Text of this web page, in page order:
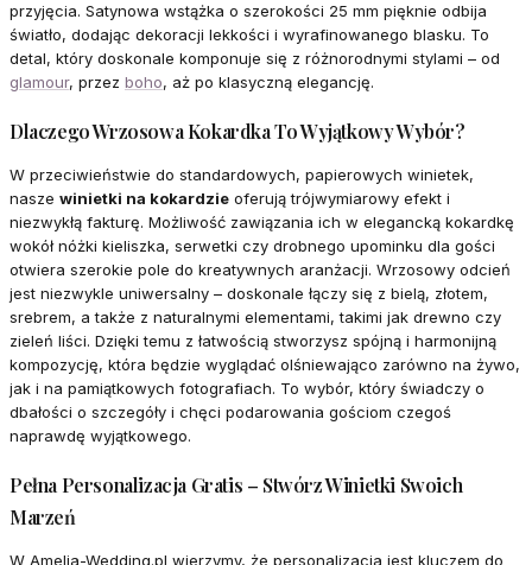
przyjęcia. Satynowa wstążka o szerokości 25 mm pięknie odbija
światło, dodając dekoracji lekkości i wyrafinowanego blasku. To
detal, który doskonale komponuje się z różnorodnymi stylami – od
glamour, przez boho, aż po klasyczną elegancję.
Dlaczego Wrzosowa Kokardka To Wyjątkowy Wybór?
W przeciwieństwie do standardowych, papierowych winietek,
nasze winietki na kokardzie oferują trójwymiarowy efekt i
niezwykłą fakturę. Możliwość zawiązania ich w elegancką kokardkę
wokół nóżki kieliszka, serwetki czy drobnego upominku dla gości
otwiera szerokie pole do kreatywnych aranżacji. Wrzosowy odcień
jest niezwykle uniwersalny – doskonale łączy się z bielą, złotem,
srebrem, a także z naturalnymi elementami, takimi jak drewno czy
zieleń liści. Dzięki temu z łatwością stworzysz spójną i harmonijną
kompozycję, która będzie wyglądać olśniewająco zarówno na żywo,
jak i na pamiątkowych fotografiach. To wybór, który świadczy o
dbałości o szczegóły i chęci podarowania gościom czegoś
naprawdę wyjątkowego.
Pełna Personalizacja Gratis – Stwórz Winietki Swoich
Marzeń
W Amelia-Wedding.pl wierzymy, że personalizacja jest kluczem do